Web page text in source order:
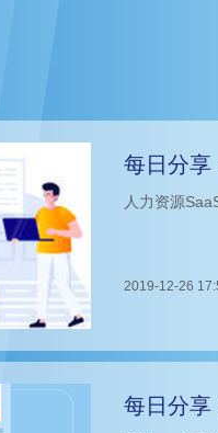
每日分享
人力资源
2019-12-26
每日分享